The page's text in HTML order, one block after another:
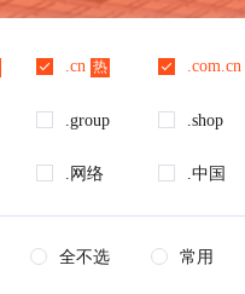
.cn 热 .com.cn
.group .shop
.网络 .中国
全不选 常用